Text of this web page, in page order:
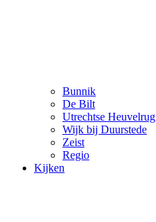
Bunnik
De Bilt
Utrechtse Heuvelrug
Wijk bij Duurstede
Zeist
Regio
Kijken